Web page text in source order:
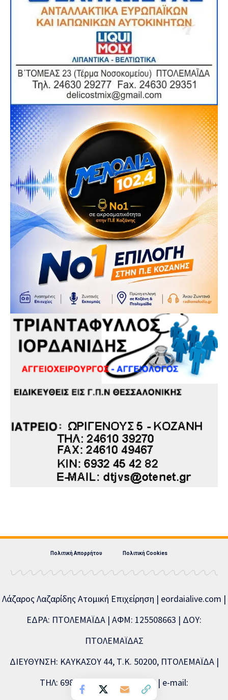
Πολιτική Απορρήτου Πολιτική Cookies
Λάζαρος Λαζαρίδης Ατομική Επιχείρηση | eordaialive.com |
ΕΔΡΑ: ΠΤΟΛΕΜΑΪΔΑ | ΑΦΜ: 125508663 | ΔΟΥ:
ΠΤΟΛΕΜΑΪΔΑΣ
ΔΙΕΥΘΥΝΣΗ: ΚΑΥΚΑΣΟΥ 44, Τ.Κ. 50200, ΠΤΟΛΕΜΑΪΔΑ |
ΤΗΛ: 6981893715, 2463504856 | e-mail: